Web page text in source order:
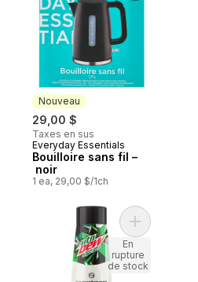
Nouveau
29,00 $
Taxes en sus
Nouveau
Everyday Essentials
Bouilloire sans fil –
noir
1 ea, 29,00 $/1ch
En
rupture
de stock